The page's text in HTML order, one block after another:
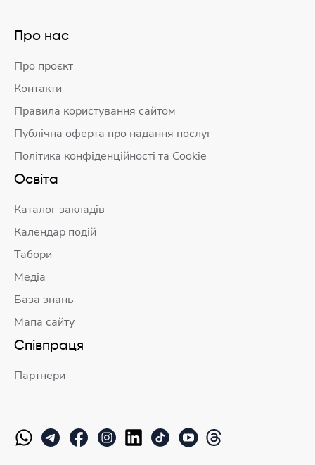
Про нас
Про проєкт
Контакти
Правила користування сайтом
Публічна оферта про надання послуг
Політика конфіденційності та Cookie
Освіта
Каталог закладів
Календар подій
Табори
Медіа
База знань
Мапа сайту
Співпраця
Партнери